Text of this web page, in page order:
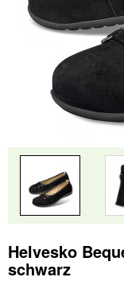
Helvesko
schwarz